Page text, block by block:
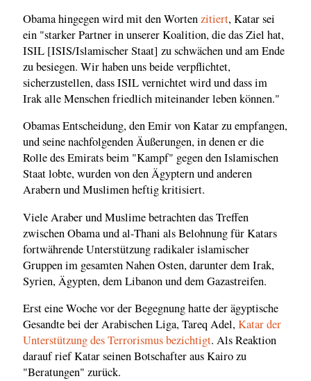
Obama hingegen wird mit den Wortenzitiert, Katar sei
ein "starker Partner in unserer Koalition, die das Ziel hat,
ISIL [ISIS/Islamischer Staat] zu schwächen und am Ende
zu besiegen. Wir haben uns beide verpflichtet,
sicherzustellen, dass ISIL vernichtet wird und dass im
Irak alle Menschen friedlich miteinander leben können."
Obamas Entscheidung, den Emir von Katar zu empfangen,
und seine nachfolgenden Äußerungen, in denen er die
Rolle des Emirats beim "Kampf" gegen den Islamischen
Staat lobte, wurden von den Ägyptern und anderen
Arabern und Muslimen heftig kritisiert.
Viele Araber und Muslime betrachten das Treffen
zwischen Obama und al-Thani als Belohnung für Katars
fortwährende Unterstützung radikaler islamischer
Gruppen im gesamten Nahen Osten, darunter dem Irak,
Syrien, Ägypten, dem Libanon und dem Gazastreifen.
Erst eine Woche vor der Begegnung hatte der ägyptische
Gesandte bei der Arabischen Liga, Tareq Adel,Katar der
Unterstützung des Terrorismus bezichtigt. Als Reaktion
darauf rief Katar seinen Botschafter aus Kairo zu
"Beratungen" zurück.